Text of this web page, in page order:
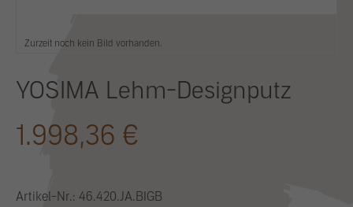
Zurzeit noch kein Bild vorhanden.
YOSIMA Lehm-Designputz
1.998,36 €
Artikel-Nr.: 46.420.JA.BIGB